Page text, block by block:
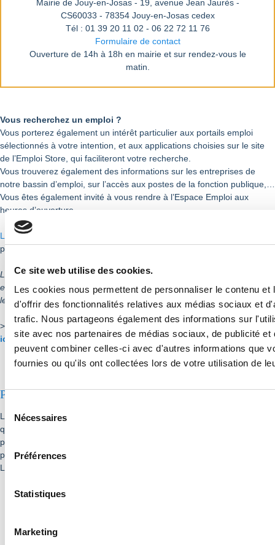
Ce site web utilise des cookies.
Les cookies nous permettent de personnaliser le contenu et
d'offrir des fonctionnalités relatives aux médias sociaux et
trafic. Nous partageons également des informations sur
site avec nos partenaires de médias sociaux, de publicité et
peuvent combiner celles-ci avec d'autres informations que
fournies ou qu'ils ont collectées lors de votre utilisation de
consentement
Nécessaires
Préférences
Statistiques
Marketing
Mairie de Jouy-en-Josas - 19, avenue Jean Jaurès -
CS60033 - 78354 Jouy-en-Josas cedex
Tél : 01 39 20 11 02 - 06 22 72 11 76
Formulaire de contact
Ouverture de 14h à 18h en mairie et sur rendez-vous le
matin.
Vous recherchez un emploi ?
Vous porterez également un intérêt particulier aux portails emploi
sélectionnés à votre intention, et aux applications choisies sur le site
de l’Emploi Store, qui faciliteront votre recherche.
Vous trouverez également des informations sur les entreprises de
notre bassin d’emploi, sur l’accès aux postes de la fonction publique,…
Vous êtes également invité à vous rendre à l’Espace Emploi aux
heures d’ouverture.
Le Point Information Jeunesse
pour les jeunes de 12-25 ans et plus.
La ville de Jouy-en-Josas propose ce nouveau service, mais n’engage
en aucun cas sa responsabilité civile ou pénale en cas de litige entre
les personnes concernées par une annonce présente sur ce site.
> Vous avez un poste à proposer ?
ici
!
Portails emploi
L'Espace emploi tient à votre disposition une liste de nombreux sites
qui vous propose des offres d'emploi dans divers domaines, à
proximité ou non. En voici une petite sélection, parmi les plus
pertinents :
Liste à puce personnalisable
Emploi Essonne
Le portail de l'emploi en Ile-de-France